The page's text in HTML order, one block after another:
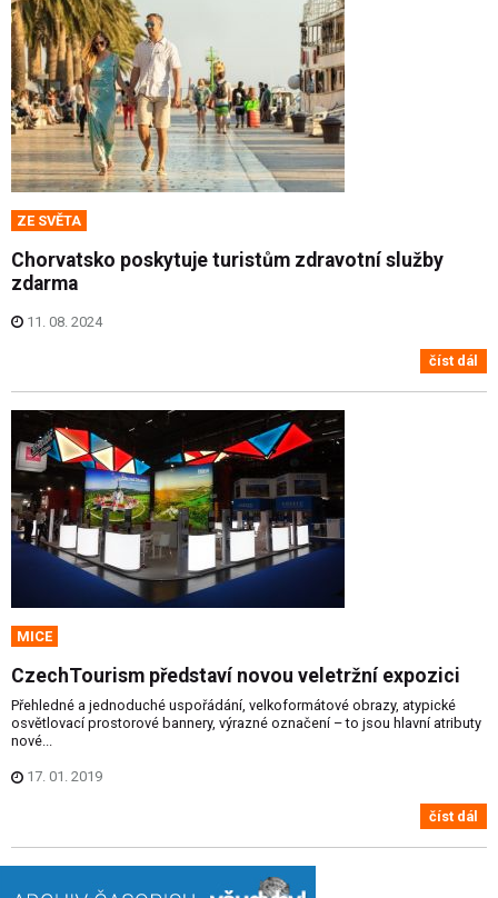
ZE SVĚTA
Chorvatsko poskytuje turistům zdravotní služby
zdarma
11. 08. 2024
číst dál
MICE
CzechTourism představí novou veletržní expozici
Přehledné a jednoduché uspořádání, velkoformátové obrazy, atypické
osvětlovací prostorové bannery, výrazné označení – to jsou hlavní atributy
nové...
17. 01. 2019
číst dál